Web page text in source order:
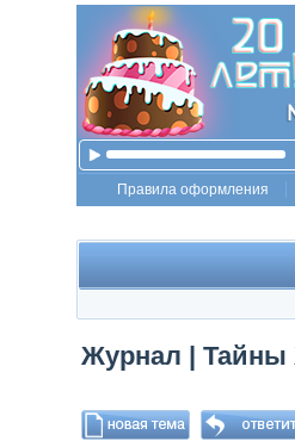
Правила оформления
Журнал | Тайны